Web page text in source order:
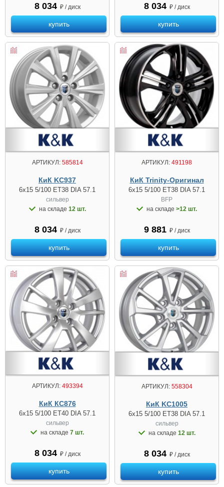
8 034 ₽ / диск
купить
8 034 ₽ / диск
купить
АРТИКУЛ:585814
КиК KC937
6x15 5/100 ET38 DIA 57.1
сильвер
на складе 12 шт.
8 034 ₽ / диск
купить
АРТИКУЛ: 491198
КиК Trinity-Оригинал
6x15 5/100 ET38 DIA 57.1
BFP
на складе >12 шт.
9 881 ₽ / диск
купить
АРТИКУЛ:493394
КиК КС876
6x15 5/100 ET40 DIA 57.1
сильвер
на складе 7 шт.
8 034 ₽ / диск
купить
АРТИКУЛ:558304
КиК KC1005
6x15 5/100 ET38 DIA 57.1
сильвер
на складе 12 шт.
8 034 ₽ / диск
купить